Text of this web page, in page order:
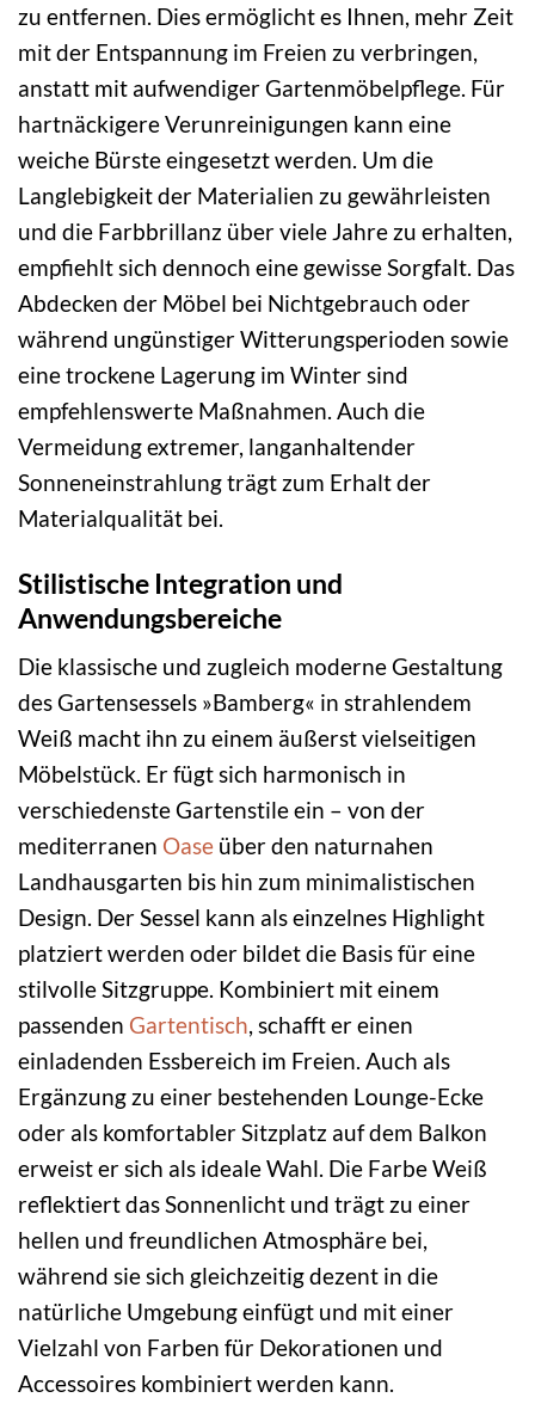
zu entfernen. Dies ermöglicht es Ihnen, mehr Zeit
mit der Entspannung im Freien zu verbringen,
anstatt mit aufwendiger Gartenmöbelpflege. Für
hartnäckigere Verunreinigungen kann eine
weiche Bürste eingesetzt werden. Um die
Langlebigkeit der Materialien zu gewährleisten
und die Farbbrillanz über viele Jahre zu erhalten,
empfiehlt sich dennoch eine gewisse Sorgfalt. Das
Abdecken der Möbel bei Nichtgebrauch oder
während ungünstiger Witterungsperioden sowie
eine trockene Lagerung im Winter sind
empfehlenswerte Maßnahmen. Auch die
Vermeidung extremer, langanhaltender
Sonneneinstrahlung trägt zum Erhalt der
Materialqualität bei.
Stilistische Integration und
Anwendungsbereiche
Die klassische und zugleich moderne Gestaltung
des Gartensessels »Bamberg« in strahlendem
Weiß macht ihn zu einem äußerst vielseitigen
Möbelstück. Er fügt sich harmonisch in
verschiedenste Gartenstile ein – von der
mediterranen Oase über den naturnahen
Landhausgarten bis hin zum minimalistischen
Design. Der Sessel kann als einzelnes Highlight
platziert werden oder bildet die Basis für eine
stilvolle Sitzgruppe. Kombiniert mit einem
passenden Gartentisch, schafft er einen
einladenden Essbereich im Freien. Auch als
Ergänzung zu einer bestehenden Lounge-Ecke
oder als komfortabler Sitzplatz auf dem Balkon
erweist er sich als ideale Wahl. Die Farbe Weiß
reflektiert das Sonnenlicht und trägt zu einer
hellen und freundlichen Atmosphäre bei,
während sie sich gleichzeitig dezent in die
natürliche Umgebung einfügt und mit einer
Vielzahl von Farben für Dekorationen und
Accessoires kombiniert werden kann.